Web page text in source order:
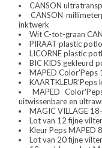
CANSON
CANSON
inktwerk
Wit C-tot-graan
PIRAAT plastic
LICORNE plastic
BIC KIDS gekleurd
MAPED Color'Peps
MAPED
uitwissenbare en
MAGIC VILLAGE
Lot van 12 fijne
Kleur Peps MAPED
Lot van 20 fijne